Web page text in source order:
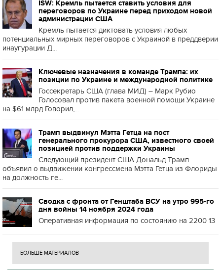
ISW: Кремль пытается ставить условия для
переговоров по Украине перед приходом новой
администрации США
Кремль пытается диктовать условия любых
потенциальных мирных переговоров с Украиной в преддверии
инаугурации Д...
Ключевые назначения в команде Трампа: их
позиции по Украине и международной политике
Госсекретарь США (глава МИД) – Марк Рубио
Голосовал против пакета военной помощи Украине
на $61 млрд Говорил,...
Трамп выдвинул Мэтта Гетца на пост
генерального прокурора США, известного своей
позицией против поддержки Украины
Следующий президент США Дональд Трамп
объявил о выдвижении конгрессмена Мэтта Гетца из Флориды
на должность ге...
Сводка с фронта от Генштаба ВСУ на утро 995-го
дня войны 14 ноября 2024 года
Оперативная информация по состоянию на 2200 13
БОЛЬШЕ МАТЕРИАЛОВ